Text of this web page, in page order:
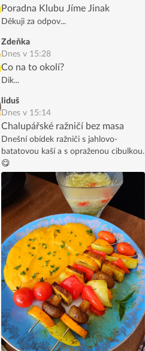
Poradna Klubu Jíme Jinak
Děkuji za odpov...
Zdeňka
Dnes v 15:28
Co na to okolí?
Dik...
liduš
Dnes v 15:14
Chalupářské ražničí bez masa
Dnešní obídek ražniči s jahlovo-
batatovou kaší a s opraženou cibulkou.
😋